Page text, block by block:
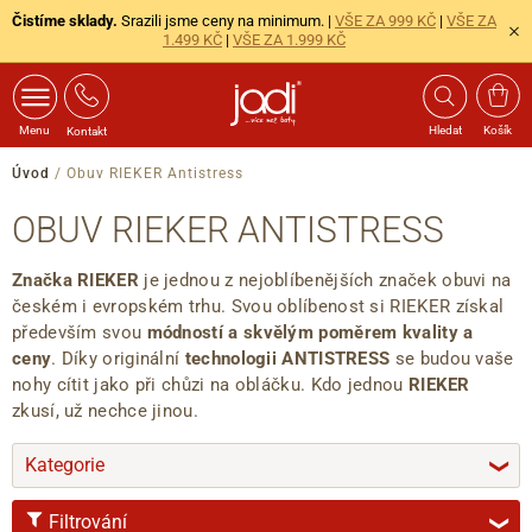
Čistíme sklady. Srazili jsme ceny na minimum. | VŠE ZA 999 KČ | VŠE ZA
1.499 KČ | VŠE ZA 1.999 KČ
Menu Kontakt Hledat Košík
Úvod / Obuv RIEKER Antistress
OBUV RIEKER ANTISTRESS
Značka RIEKER je jednou z nejoblíbenějších značek obuvi na
českém i evropském trhu. Svou oblíbenost si RIEKER získal
především svou módností a skvělým poměrem kvality a
ceny. Díky originální technologii ANTISTRESS se budou vaše
nohy cítit jako při chůzi na obláčku. Kdo jednou RIEKER
zkusí, už nechce jinou.
Kategorie ❯
Filtrování ❯